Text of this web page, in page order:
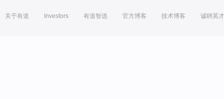
关于有道 Investors 有道智选 官方博客 技术博客 诚聘英才